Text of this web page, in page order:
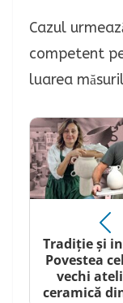
Cazul
competent
luarea
Tradiție și
Povestea
vechi
ceramică